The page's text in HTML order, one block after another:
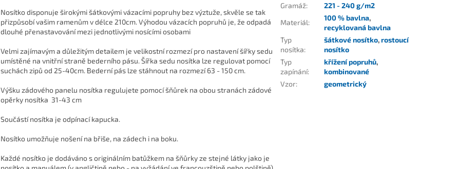
Nosítko disponuje širokými šátkovými vázacími popruhy bez výztuže, skvěle se tak
přizpůsobí vašim ramenům v délce 210cm. Výhodou vázacích popruhů je, že odpadá
dlouhé přenastavování mezi jednotlivými nosícími osobami
Velmi zajímavým a důležitým detailem je velikostní rozmezí pro nastavení šířky sedu
umístěné na vnitřní straně bederního pásu. Šířka sedu nosítka lze regulovat pomocí
suchách zipů od 25-40cm. Bederní pás lze stáhnout na rozmezí 63 - 150 cm.
Výšku zádového panelu nosítka regulujete pomocí šňůrek na obou stranách zádové
opěrky nosítka 31-43 cm
Součástí nosítka je odpínací kapucka.
Nosítko umožňuje nošení na břiše, na zádech i na boku.
Každé nosítko je dodáváno s originálním batůžkem na šňůrky ze stejné látky jako je
Gramáž:
221 - 240 g/m2
Materiál:
100 % bavlna,
recyklovaná bavlna
Typ
nosítka:
šátkové nosítko,rostoucí
nosítko
Typ
zapínání:
křížení popruhů,
kombinované
Vzor: geometrický